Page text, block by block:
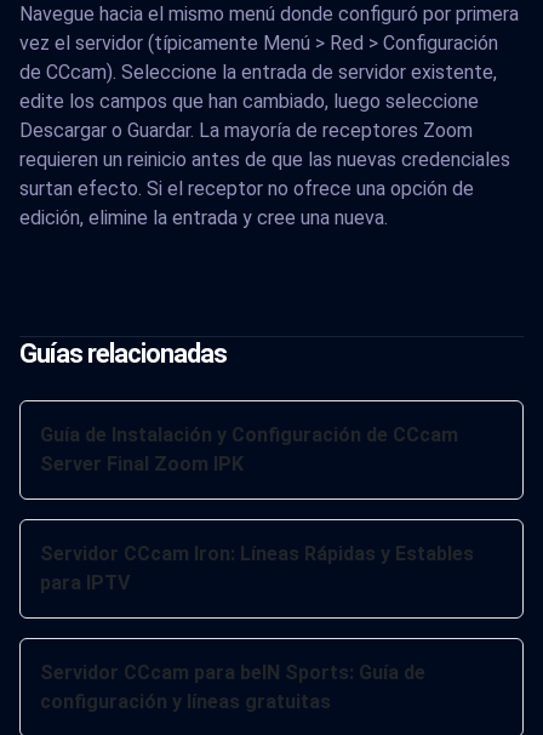
Navegue hacia el mismo menú donde configuró por primera
vez el servidor (típicamente Menú > Red > Configuración
de CCcam). Seleccione la entrada de servidor existente,
edite los campos que han cambiado, luego seleccione
Descargar o Guardar. La mayoría de receptores Zoom
requieren un reinicio antes de que las nuevas credenciales
surtan efecto. Si el receptor no ofrece una opción de
edición, elimine la entrada y cree una nueva.
Guías relacionadas
Guía de Instalación y Configuración de CCcam
Server Final Zoom IPK
Servidor CCcam Iron: Líneas Rápidas y Estables
para IPTV
Servidor CCcam para beIN Sports: Guía de
configuración y líneas gratuitas